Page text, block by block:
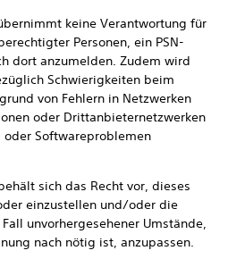
keine Verantwortung für
Personen, ein PSN-
dort anzumelden. Zudem wird
Schwierigkeiten beim
von Fehlern in Netzwerken
oder Drittanbieternetzwerken
Softwareproblemen
sich das Recht vor, dieses
einzustellen und/oder die
unvorhergesehener Umstände,
nach nötig ist, anzupassen.